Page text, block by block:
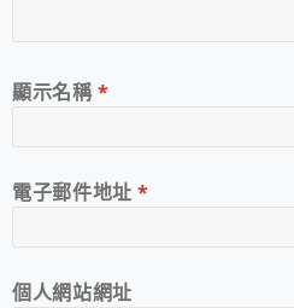
顯示名稱*
電子郵件地址*
個人網站網址